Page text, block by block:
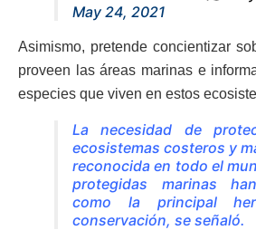
May 24, 2021
Asimismo, pretende concientizar
proveen las áreas marinas e
especies que viven en estos
La necesidad de
ecosistemas costeros y
reconocida en todo el
protegidas marinas
como la principal
conservación, se señaló.